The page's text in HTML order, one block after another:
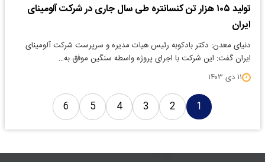
تولید ۱۰۵ هزار تن کنسانتره طی سال جاری در شرکت آلومینای
ایران
دنیای معدن: دکتر بادکوبه رئیس هیات مدیره و سرپرست شرکت آلومینای
ایران گفت: این شرکت با اجرای پروژه واسطه سنگین موفق به…
۱۱ دی ۱۴۰۳
1
2
3
4
5
6